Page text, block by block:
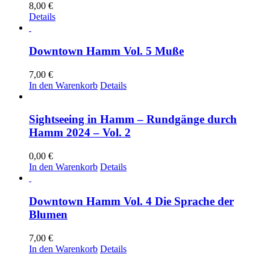
8,00 €
Details
Downtown Hamm Vol. 5 Muße
7,00 €
In den Warenkorb Details
Sightseeing in Hamm – Rundgänge durch
Hamm 2024 – Vol. 2
0,00 €
In den Warenkorb Details
Downtown Hamm Vol. 4 Die Sprache der
Blumen
7,00 €
In den Warenkorb Details